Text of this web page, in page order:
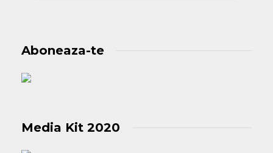
Aboneaza-te
Media Kit 2020